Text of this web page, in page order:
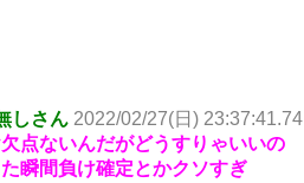
しさん 2022/02/27(日) 23:37:41.74
点ないんだがどうすりゃいいの
瞬間負け確定とかクソすぎ